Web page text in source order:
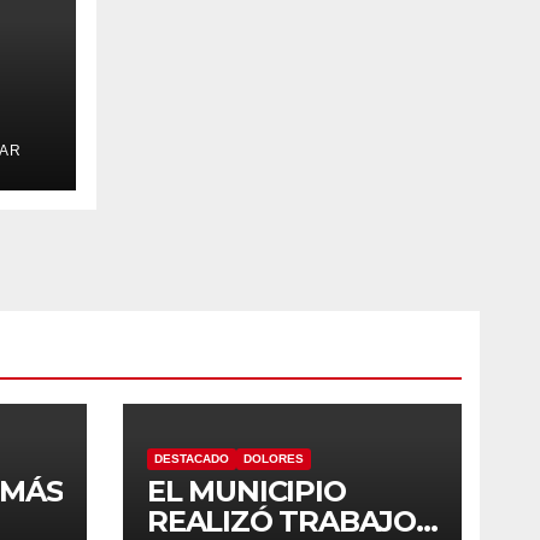
DESTACADO DOLORES
EL MUNICIPIO
REALIZÓ TRABAJOS